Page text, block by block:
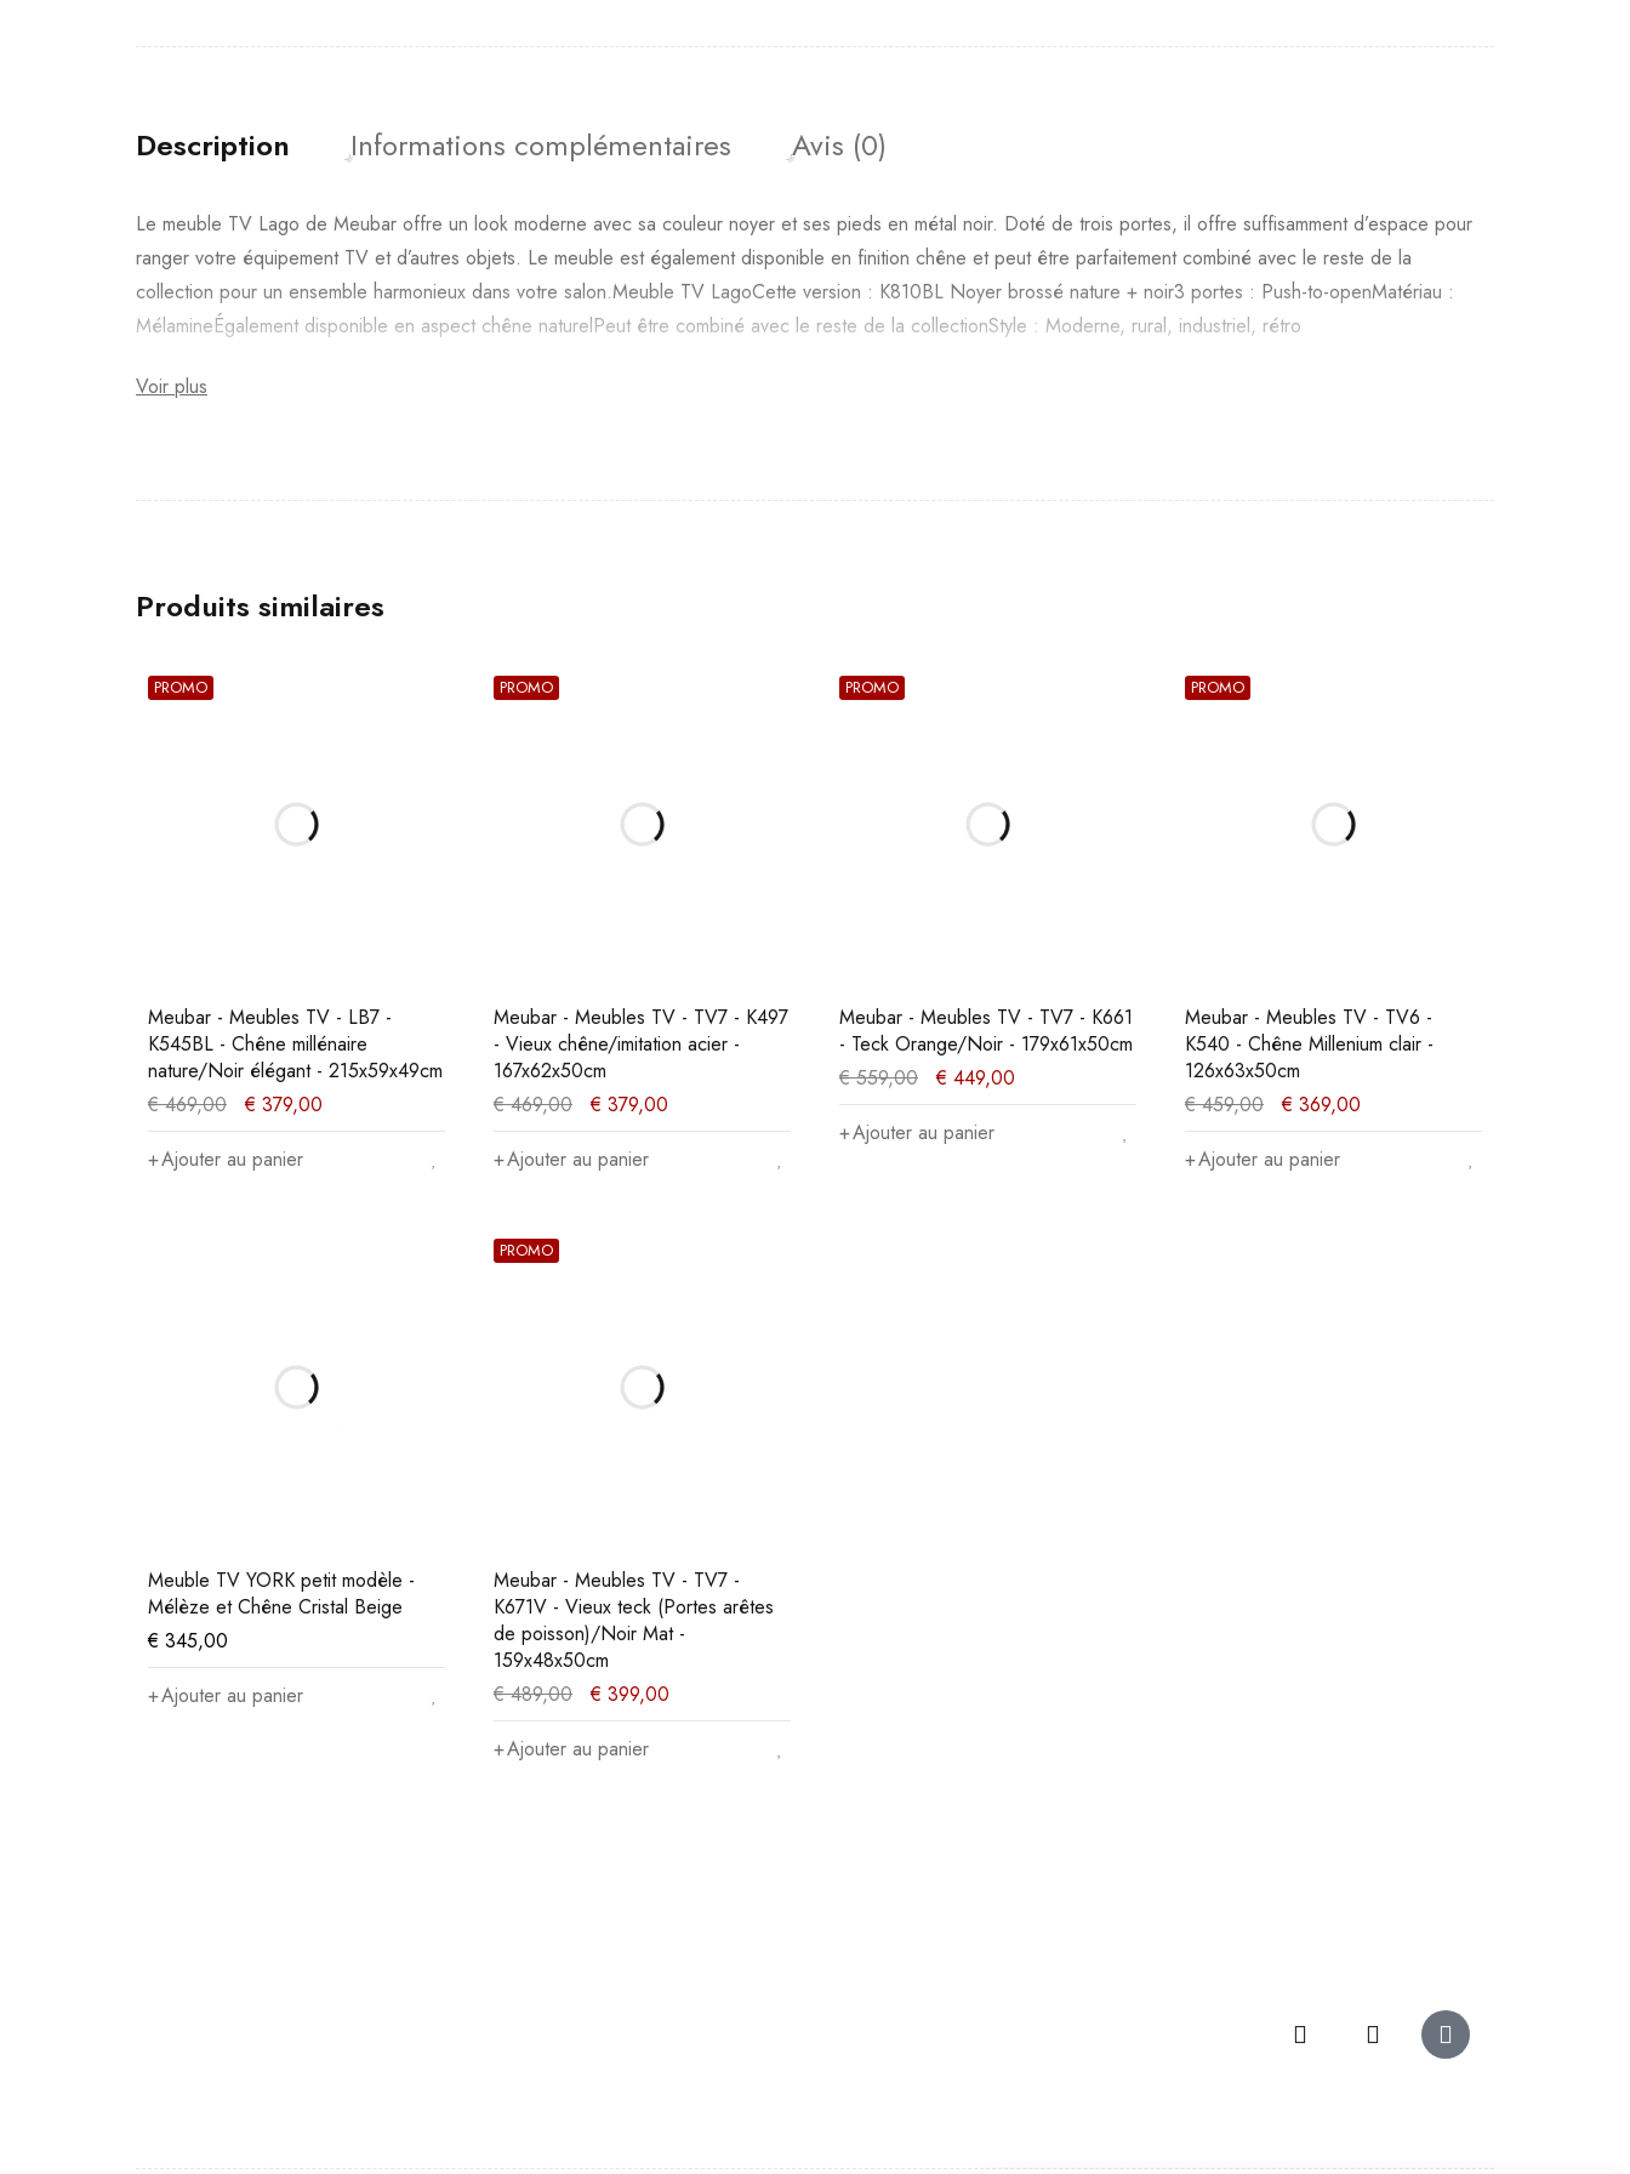
Description Informations complémentaires Avis (0)
Le meuble TV Lago de Meubar offre un look moderne avec sa couleur noyer et ses pieds en métal noir. Doté de trois portes, il offre suffisamment d’espace pour
ranger votre équipement TV et d’autres objets. Le meuble est également disponible en finition chêne et peut être parfaitement combiné avec le reste de la
collection pour un ensemble harmonieux dans votre salon.Meuble TV LagoCette version : K810BL Noyer brossé nature + noir3 portes : Push-to-openMatériau :
MélamineÉgalement disponible en aspect chêne naturelPeut être combiné avec le reste de la collectionStyle : Moderne, rural, industriel, rétro
Voir plus
Produits similaires
PROMO
Meubar - Meubles TV - LB7 -
K545BL - Chêne millénaire
nature/Noir élégant - 215x59x49cm
€469,00 € 379,00
Ajouter au panier
PROMO
Meubar - Meubles TV - TV7 - K497
- Vieux chêne/imitation acier -
167x62x50cm
€469,00 € 379,00
Ajouter au panier
PROMO
Meubar - Meubles TV - TV7 - K661
- Teck Orange/Noir - 179x61x50cm
€559,00 € 449,00
Ajouter au panier
PROMO
Meubar - Meubles TV - TV6 -
K540 - Chêne Millenium clair -
126x63x50cm
€459,00 € 369,00
Ajouter au panier
Meuble TV YORK petit modèle -
Mélèze et Chêne Cristal Beige
€ 345,00
Ajouter au panier
PROMO
Meubar - Meubles TV - TV7 -
K671V - Vieux teck (Portes arêtes
de poisson)/Noir Mat -
159x48x50cm
€489,00 € 399,00
Ajouter au panier